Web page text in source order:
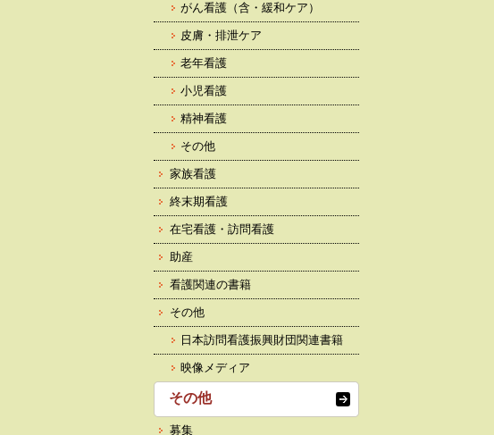
がん看護（含・緩和ケア）
皮膚・排泄ケア
老年看護
小児看護
精神看護
その他
家族看護
終末期看護
在宅看護・訪問看護
助産
看護関連の書籍
その他
日本訪問看護振興財団関連書籍
映像メディア
その他
募集